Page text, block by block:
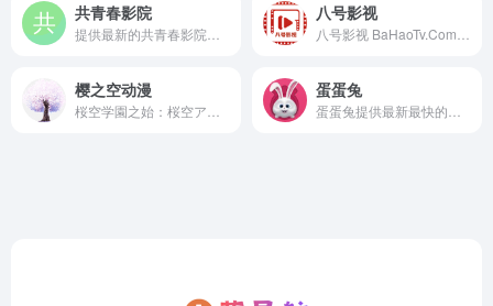
共青春影院 八号影视
樱之空动漫 蛋蛋兔